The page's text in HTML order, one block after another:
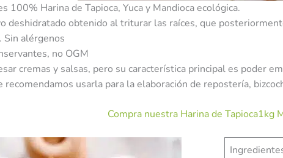
100% Harina de Tapioca, Yuca y Mandioca ecológica.
deshidratado obtenido al triturar las raíces, que
Sin alérgenos
no OGM
cremas y salsas, pero su característica principal es poder
usarla para la elaboración de repostería,
Compra nuestra Harina de Tapioca1kg